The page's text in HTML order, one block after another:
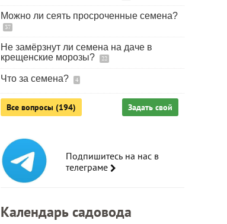
Можно ли сеять просроченные семена?
37
Не замёрзнут ли семена на даче в
крещенские морозы?
22
Что за семена? 4
Все вопросы (194) Задать свой
Подпишитесь на нас в
телеграме
Календарь садовода